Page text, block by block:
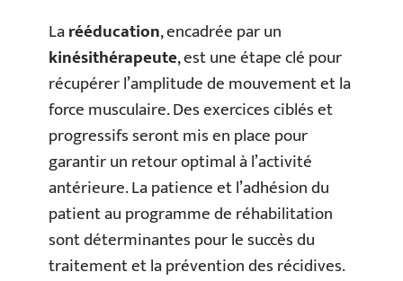
Larééducation, encadrée par un
kinésithérapeute, est une étape clé pour
récupérer l’amplitude de mouvement et la
force musculaire. Des exercices ciblés et
progressifs seront mis en place pour
garantir un retour optimal à l’activité
antérieure. La patience et l’adhésion du
patient au programme de réhabilitation
sont déterminantes pour le succès du
traitement et la prévention des récidives.